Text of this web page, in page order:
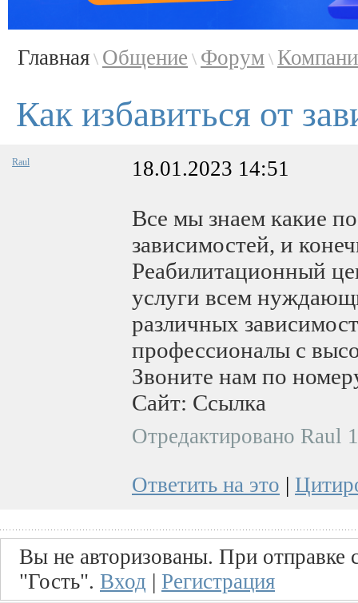
Главная \ Общение \ Форум \
Как избавиться от
Raul 18.01.2023 14:51
Все мы знаем какие
зависимостей, и
Реабилитационный
услуги всем
различных
профессионалы с
Звоните нам по
Сайт: Ссылка
Отредактировано Raul
Ответить на это |
Вы не авторизованы. При отправке
"Гость". Вход | Регистрация